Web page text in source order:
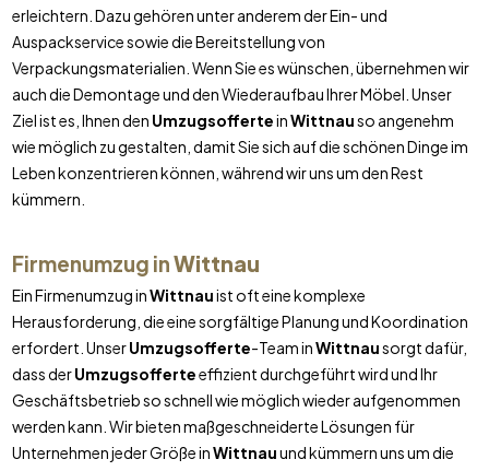
erleichtern. Dazu gehören unter anderem der Ein- und
Auspackservice sowie die Bereitstellung von
Verpackungsmaterialien. Wenn Sie es wünschen, übernehmen wir
auch die Demontage und den Wiederaufbau Ihrer Möbel. Unser
Ziel ist es, Ihnen den UmzugsofferteinWittnauso angenehm
wie möglich zu gestalten, damit Sie sich auf die schönen Dinge im
Leben konzentrieren können, während wir uns um den Rest
kümmern.
Firmenumzug inWittnau
Ein Firmenumzug inWittnauist oft eine komplexe
Herausforderung, die eine sorgfältige Planung und Koordination
erfordert. UnserUmzugsofferte-Team inWittnausorgt dafür,
dass derUmzugsofferteeffizient durchgeführt wird und Ihr
Geschäftsbetrieb so schnell wie möglich wieder aufgenommen
werden kann. Wir bieten maßgeschneiderte Lösungen für
Unternehmen jeder Größe inWittnauund kümmern uns um die